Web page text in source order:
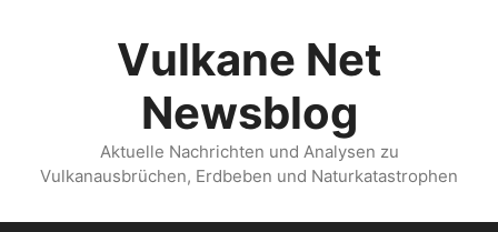
Vulkane Net
Newsblog
Aktuelle Nachrichten und Analysen zu
Vulkanausbrüchen, Erdbeben und Naturkatastrophen